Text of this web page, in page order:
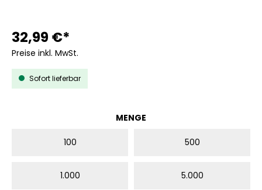
32,99 €*
Preise inkl. MwSt.
Sofort lieferbar
MENGE
100 500
1.000 5.000